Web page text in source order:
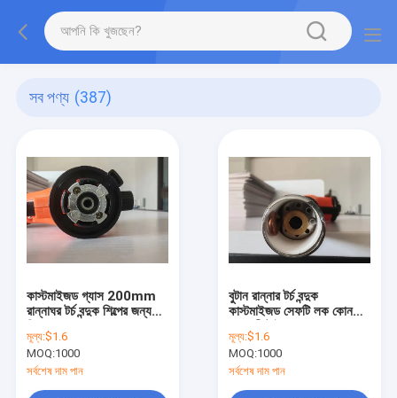
সব পণ্য (387)
কাস্টমাইজড গ্যাস 200mm
রান্নাঘর টর্চ বন্দুক শিল্পের জন্য
মূল্য:$1.6
MOQ:1000
সর্বশেষ দাম পান
বুটান রান্নার টর্চ বন্দুক
কাস্টমাইজড সেফটি লক কোন
মূল্য:$1.6
MOQ:1000
সর্বশেষ দাম পান